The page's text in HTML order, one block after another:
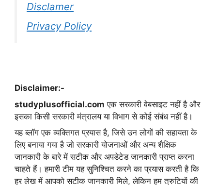
Disclamer
Privacy Policy
Disclaimer:-
studyplusofficial.com एक सरकारी वेबसाइट नहीं है और
इसका किसी सरकारी मंत्रालय या विभाग से कोई संबंध नहीं है।
यह ब्लॉग एक व्यक्तिगत प्रयास है, जिसे उन लोगों की सहायता के
लिए बनाया गया है जो सरकारी योजनाओं और अन्य शैक्षिक
जानकारी के बारे में सटीक और अपडेटेड जानकारी प्राप्त करना
चाहते हैं। हमारी टीम यह सुनिश्चित करने का प्रयास करती है कि
हर लेख में आपको सटीक जानकारी मिले, लेकिन हम त्रुटियों की